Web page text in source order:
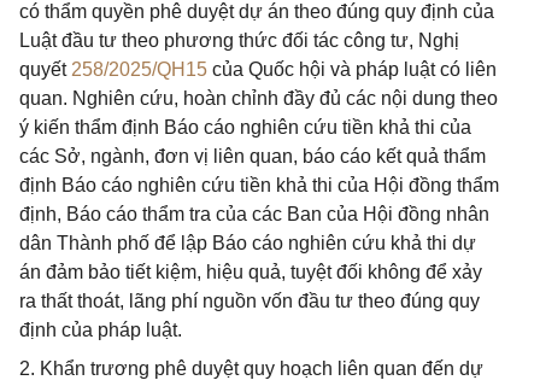
có thẩm quyền phê duyệt dự án theo đúng quy định của
Luật đầu tư theo phương thức đối tác công tư, Nghị
quyết 258/2025/QH15 của Quốc hội và pháp luật có liên
quan. Nghiên cứu, hoàn chỉnh đầy đủ các nội dung theo
ý kiến thẩm định Báo cáo nghiên cứu tiền khả thi của
các Sở, ngành, đơn vị liên quan, báo cáo kết quả thẩm
định Báo cáo nghiên cứu tiền khả thi của Hội đồng thẩm
định, Báo cáo thẩm tra của các Ban của Hội đồng nhân
dân Thành phố để lập Báo cáo nghiên cứu khả thi dự
án đảm bảo tiết kiệm, hiệu quả, tuyệt đối không để xảy
ra thất thoát, lãng phí nguồn vốn đầu tư theo đúng quy
định của pháp luật.
2. Khẩn trương phê duyệt quy hoạch liên quan đến dự